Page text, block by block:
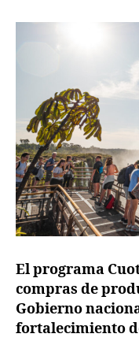
El programa
compras de
Gobierno
fortalecimiento